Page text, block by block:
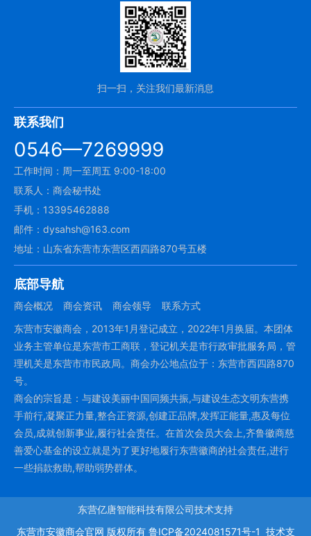
扫一扫，关注我们最新消息
联系我们
0546—7269999
工作时间：周一至周五 9:00-18:00
联系人：商会秘书处
手机：13395462888
邮件：dysahsh@163.com
地址：山东省东营市东营区西四路870号五楼
底部导航
商会概况 商会资讯 商会领导
联系方式
东营市安徽商会，2013年1月登记成立，2022年1月换届。本团体
业务主管单位是东营市工商联，登记机关是市行政审批服务局，管
理机关是东营市市民政局。商会办公地点位于：东营市西四路870
号。
商会的宗旨是：与建设美丽中国同频共振,与建设生态文明东营携
手前行,凝聚正力量,整合正资源,创建正品牌,发挥正能量,惠及每位
会员,成就创新事业,履行社会责任。在首次会员大会上,齐鲁徽商慈
善爱心基金的设立就是为了更好地履行东营徽商的社会责任,进行
一些捐款救助,帮助弱势群体。
东营亿唐智能科技有限公司技术支持
东营市安徽商会官网 版权所有 鲁ICP备2024081571号-1 技术支